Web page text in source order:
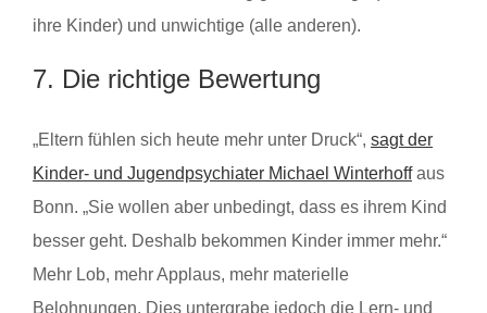
ihre Kinder) und unwichtige (alle anderen).
7. Die richtige Bewertung
„Eltern fühlen sich heute mehr unter Druck“, sagt der
Kinder- und Jugendpsychiater Michael Winterhoffaus
Bonn. „Sie wollen aber unbedingt, dass es ihrem Kind
besser geht. Deshalb bekommen Kinder immer mehr.“
Mehr Lob, mehr Applaus, mehr materielle
Belohnungen. Dies untergrabe jedoch die Lern- und